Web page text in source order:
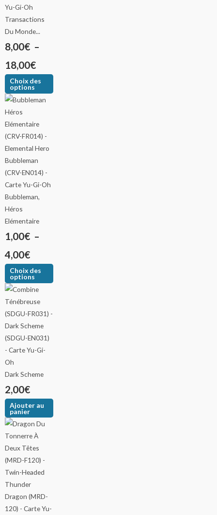
Transactions
Du Monde...
8,00€ –
18,00€
Choix des
options
Bubbleman,
Héros
Elémentaire
1,00€ –
4,00€
Choix des
options
Dark Scheme
2,00€
Ajouter au
panier